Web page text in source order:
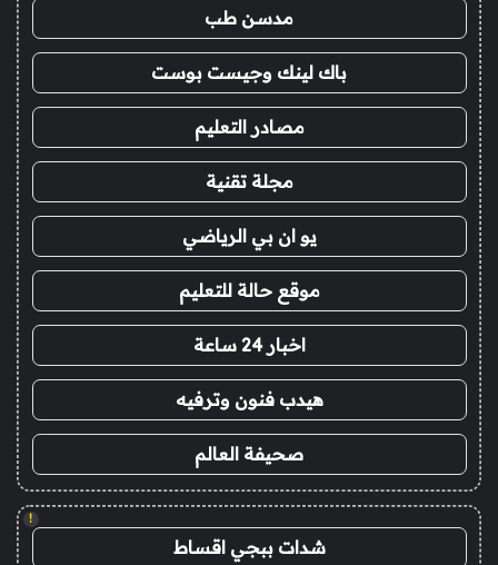
مدسن طب
باك لينك وجيست بوست
مصادر التعليم
مجلة تقنية
يو ان بي الرياضي
موقع حالة للتعليم
اخبار 24 ساعة
هيدب فنون وترفيه
صحيفة العالم
!
شدات ببجي اقساط